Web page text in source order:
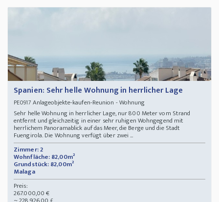
Spanien: Sehr helle Wohnung in herrlicher Lage
PE0917 Anlageobjekte-kaufen-Reunion - Wohnung
Sehr helle Wohnung in herrlicher Lage, nur 800 Meter vom Strand
entfernt und gleichzeitig in einer sehr ruhigen Wohngegend mit
herrlichem Panoramablick auf das Meer, die Berge und die Stadt
Fuengirola. Die Wohnung verfügt über zwei ...
Zimmer: 2
Wohnfläche: 82,00m²
Grundstück: 82,00m²
Malaga
Preis:
267.000,00 €